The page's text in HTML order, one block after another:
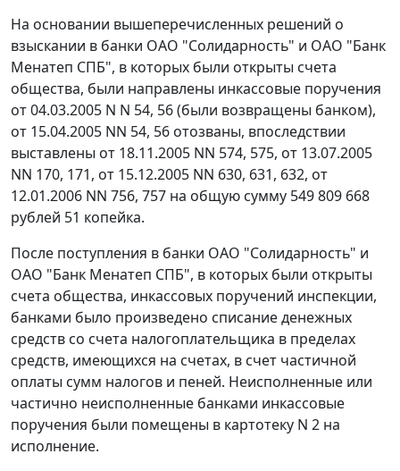
На основании вышеперечисленных решений о
взыскании в банки ОАО "Солидарность" и ОАО "Банк
Менатеп СПБ", в которых были открыты счета
общества, были направлены инкассовые поручения
от 04.03.2005 N N 54, 56 (были возвращены банком),
от 15.04.2005 NN 54, 56 отозваны, впоследствии
выставлены от 18.11.2005 NN 574, 575, от 13.07.2005
NN 170, 171, от 15.12.2005 NN 630, 631, 632, от
12.01.2006 NN 756, 757 на общую сумму 549 809 668
рублей 51 копейка.
После поступления в банки ОАО "Солидарность" и
ОАО "Банк Менатеп СПБ", в которых были открыты
счета общества, инкассовых поручений инспекции,
банками было произведено списание денежных
средств со счета налогоплательщика в пределах
средств, имеющихся на счетах, в счет частичной
оплаты сумм налогов и пеней. Неисполненные или
частично неисполненные банками инкассовые
поручения были помещены в картотеку N 2 на
исполнение.